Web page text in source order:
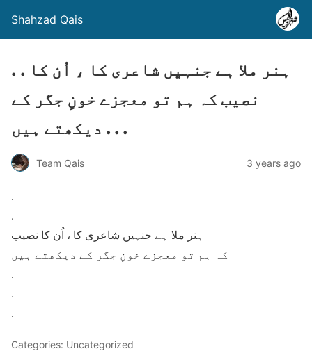
Shahzad Qais
. . ہنر ملا ہے جنہیں شاعری کا ، اُن کا
نصیب کہ ہم تو معجزے خونِ جگر کے
دیکھتے ہیں . . .
Team Qais 3 years ago
.
.
ہنر ملا ہے جنہیں شاعری کا ، اُن کا نصیب
کہ ہم تو معجزے خونِ جگر کے دیکھتے ہیں
.
.
.
Categories: Uncategorized